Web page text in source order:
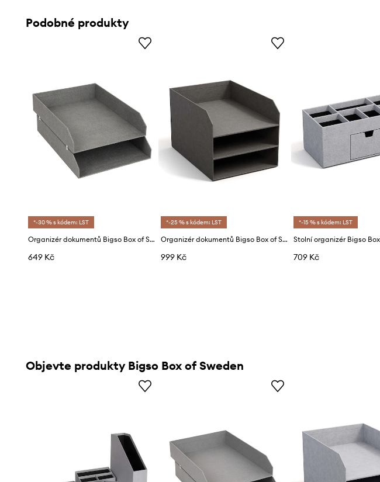
Podobné produkty
*-30 % s kódem: LST
Organizér dokumentů Bigso Box of Sweden Hakan
649 Kč
*-25 % s kódem: LST
Organizér dokumentů Bigso Box of Sweden Trey
999 Kč
*-15 % s kódem: LST
709 Kč
Objevte produkty Bigso Box of Sweden